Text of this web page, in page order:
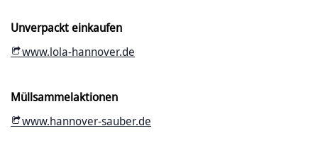
Unverpackt einkaufen
www.lola-hannover.de
Müllsammelaktionen
www.hannover-sauber.de